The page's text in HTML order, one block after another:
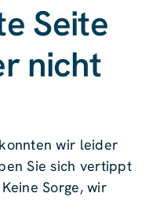
Seite
nicht
wir leider
Sie sich vertippt
Sorge, wir